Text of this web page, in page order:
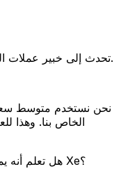
تحدث إلى خبير عملاتيمكننا التفوق على أسعار المنافسين.
نحن نستخدم متوسط
الخاص بنا. وهذا
هل تعلم أنه يمكنك إرسال الأموال إلى الخارج باستخدام Xe؟